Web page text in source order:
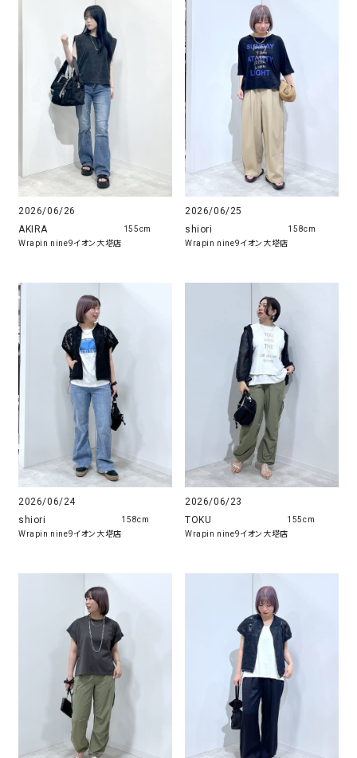
2026/06/26
AKIRA
Wrapin nine9イオン大塔店
155cm
2026/06/25
shiori
Wrapin nine9イオン大塔店
158cm
2026/06/24
shiori
Wrapin nine9イオン大塔店
158cm
2026/06/23
TOKU
Wrapin nine9イオン大塔店
155cm